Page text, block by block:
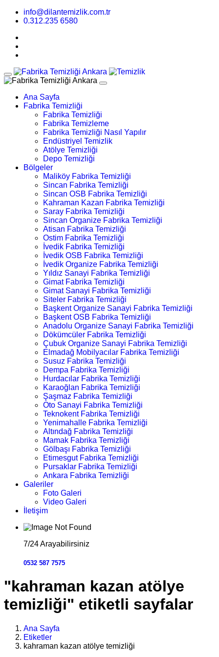
info@dilantemizlik.com.tr
0.312.235 6580
Ana Sayfa
Fabrika Temizliği
Fabrika Temizliği
Fabrika Temizleme
Fabrika Temizliği Nasıl Yapılır
Endüstriyel Temizlik
Atölye Temizliği
Depo Temizliği
Bölgeler
Maliköy Fabrika Temizliği
Sincan Fabrika Temizliği
Sincan OSB Fabrika Temizliği
Kahraman Kazan Fabrika Temizliği
Saray Fabrika Temizliği
Sincan Organize Fabrika Temizliği
Atisan Fabrika Temizliği
Ostim Fabrika Temizliği
İvedik Fabrika Temizliği
İvedik OSB Fabrika Temizliği
İvedik Organize Fabrika Temizliği
Yıldız Sanayi Fabrika Temizliği
Gimat Fabrika Temizliği
Gimat Sanayi Fabrika Temizliği
Siteler Fabrika Temizliği
Başkent Organize Sanayi Fabrika Temizliği
Başkent OSB Fabrika Temizliği
Anadolu Organize Sanayi Fabrika Temizliği
Dökümcüler Fabrika Temizliği
Çubuk Organize Sanayi Fabrika Temizliği
Elmadağ Mobilyacılar Fabrika Temizliği
Susuz Fabrika Temizliği
Dempa Fabrika Temizliği
Hurdacılar Fabrika Temizliği
Karaoğlan Fabrika Temizliği
Şaşmaz Fabrika Temizliği
Oto Sanayi Fabrika Temizliği
Teknokent Fabrika Temizliği
Yenimahalle Fabrika Temizliği
Altındağ Fabrika Temizliği
Mamak Fabrika Temizliği
Gölbaşı Fabrika Temizliği
Etimesgut Fabrika Temizliği
Pursaklar Fabrika Temizliği
Ankara Fabrika Temizliği
Galeriler
Foto Galeri
Video Galeri
İletişim
7/24 Arayabilirsiniz
0532 587 7575
"kahraman kazan atölye
temizliği" etiketli sayfalar
Ana Sayfa
Etiketler
kahraman kazan atölye temizliği